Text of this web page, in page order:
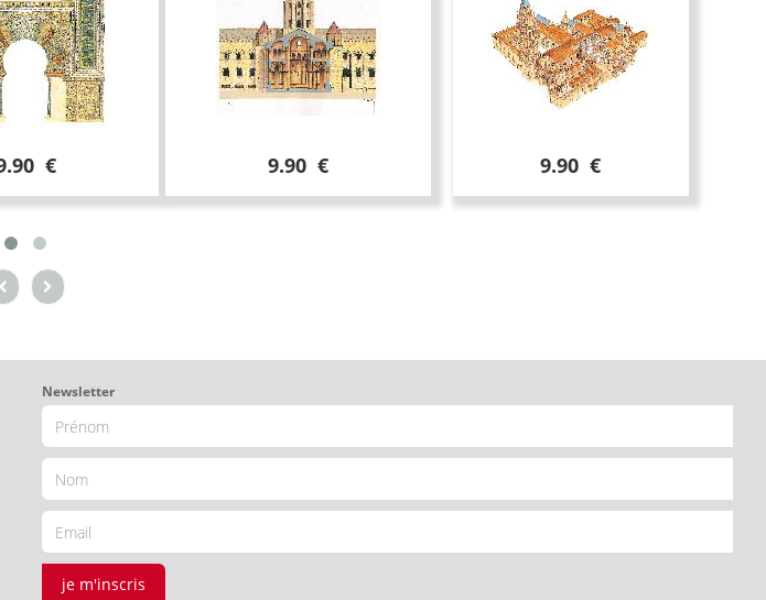
€ 9.90 € 9.90 €
Newsletter
je m'inscris